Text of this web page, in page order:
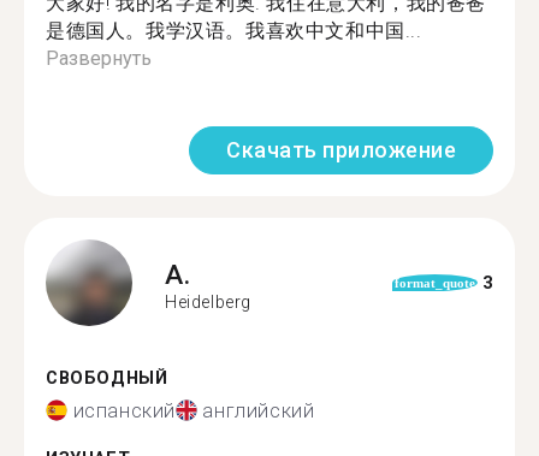
是德国人。我学汉语。我喜欢中文和中国...
Развернуть
Скачать приложение
A.
Heidelberg
format_quote 3
СВОБОДНЫЙ
испанский английский